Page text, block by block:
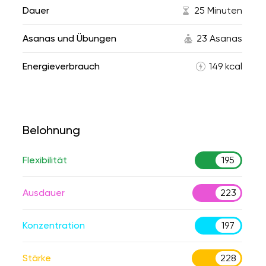
Dauer 25 Minuten
Asanas und Übungen 23 Asanas
Energieverbrauch 149 kcal
Belohnung
Flexibilität 195
Ausdauer 223
Konzentration 197
Stärke 228